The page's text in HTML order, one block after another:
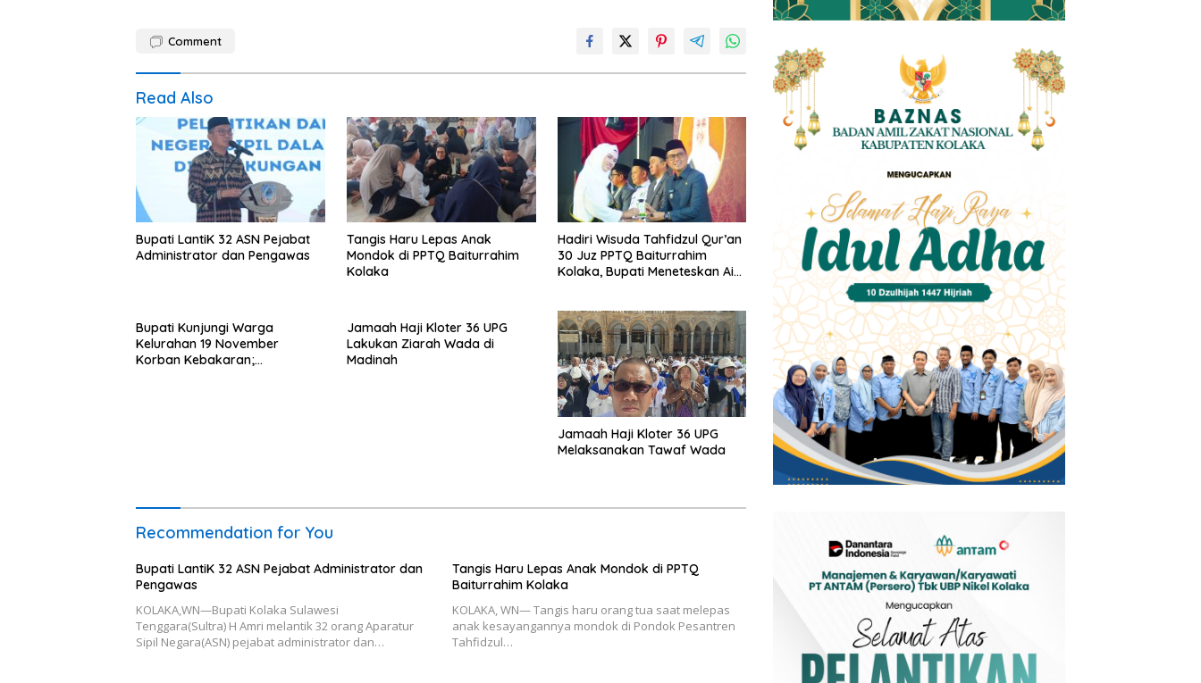
Comment
Read Also
Bupati LantiK 32 ASN Pejabat
Administrator dan Pengawas
Tangis Haru Lepas Anak
Mondok di PPTQ Baiturrahim
Kolaka
Hadiri Wisuda Tahfidzul Qur’an
30 Juz PPTQ Baiturrahim
Kolaka, Bupati Meneteskan Air
Bupati Kunjungi Warga
Kelurahan 19 November
Korban Kebakaran;
Jamaah Haji Kloter 36 UPG
Lakukan Ziarah Wada di
Madinah
Jamaah Haji Kloter 36 UPG
Melaksanakan Tawaf Wada
Recommendation for You
Bupati LantiK 32 ASN Pejabat Administrator dan
Pengawas
KOLAKA,WN—Bupati Kolaka Sulawesi
Tenggara(Sultra) H Amri melantik 32 orang Aparatur
Sipil Negara(ASN) pejabat administrator dan…
Tangis Haru Lepas Anak Mondok di PPTQ
Baiturrahim Kolaka
KOLAKA, WN— Tangis haru orang tua saat melepas
anak kesayangannya mondok di Pondok Pesantren
Tahfidzul…